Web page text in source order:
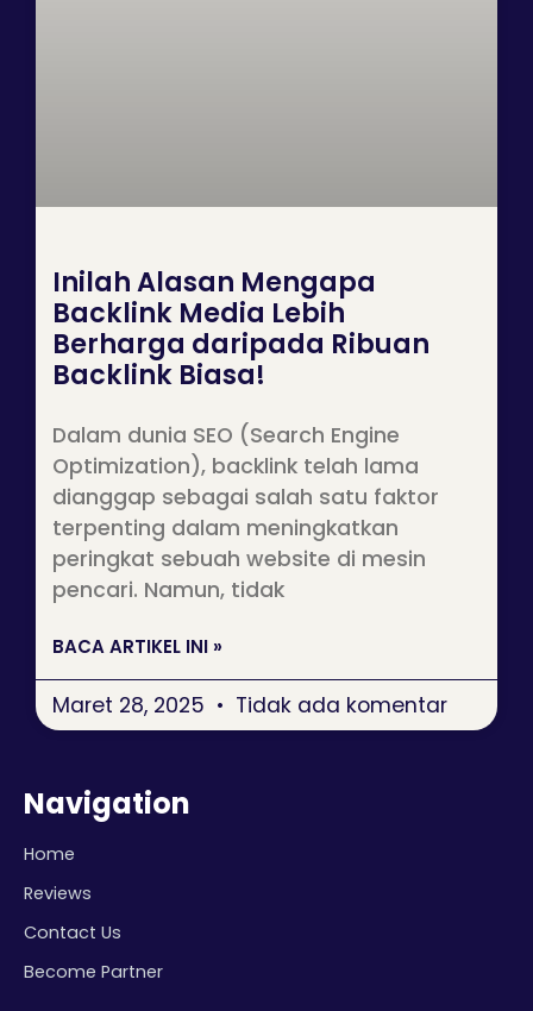
Inilah Alasan Mengapa
Backlink Media Lebih
Berharga daripada Ribuan
Backlink Biasa!
Dalam dunia SEO (Search Engine
Optimization), backlink telah lama
dianggap sebagai salah satu faktor
terpenting dalam meningkatkan
peringkat sebuah website di mesin
pencari. Namun, tidak
BACA ARTIKEL INI »
Maret 28, 2025 Tidak ada komentar
Navigation
Home
Reviews
Contact Us
Become Partner